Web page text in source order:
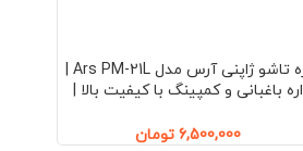
اره تاشو ژاپنی آرس مدل Ars PM-21L |
اره باغبانی و کمپینگ با کیفیت بالا |
6,500,000 تومان